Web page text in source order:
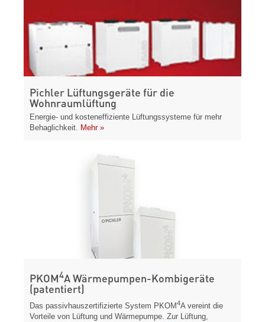
Pichler Lüftungsgeräte für die
Wohnraumlüftung
Energie- und kosteneffiziente Lüftungssysteme für mehr
Behaglichkeit. Mehr »
PKOM4AWärmepumpen-Kombigeräte
(patentiert)
Das passivhauszertifizierte System PKOM4A vereint die
Vorteile von Lüftung und Wärmepumpe. Zur Lüftung,